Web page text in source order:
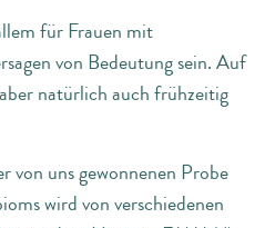
für Frauen mit
von Bedeutung sein. Auf
natürlich auch frühzeitig
von uns gewonnenen Probe
wird von verschiedenen